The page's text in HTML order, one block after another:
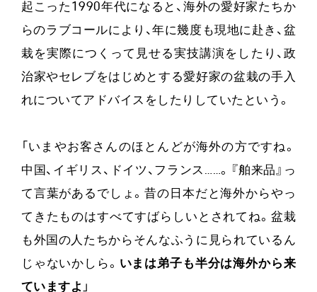
起こった1990年代になると、海外の愛好家たちか
らのラブコールにより、年に幾度も現地に赴き、盆
栽を実際につくって見せる実技講演をしたり、政
治家やセレブをはじめとする愛好家の盆栽の手入
れについてアドバイスをしたりしていたという。
「いまやお客さんのほとんどが海外の方ですね。
中国、イギリス、ドイツ、フランス……。『舶来品』っ
て言葉があるでしょ。昔の日本だと海外からやっ
てきたものはすべてすばらしいとされてね。盆栽
も外国の人たちからそんなふうに見られているん
じゃないかしら。 いまは弟子も半分は海外から来
ていますよ 」